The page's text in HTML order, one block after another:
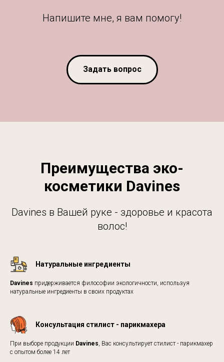
Напишите мне, я вам помогу!
Задать вопрос
Преимущества эко-
косметики Davines
Davines в Вашей руке - здоровье и красота
волос!
Натуральные ингредиенты
Davines придерживается философии экологичности, используя
натуральные ингредиенты в своих продуктах
Консультация стилист - парикмахера
При выборе продукции Davines, Вас консультирует стилист - парикмахер
с опытом более 14 лет